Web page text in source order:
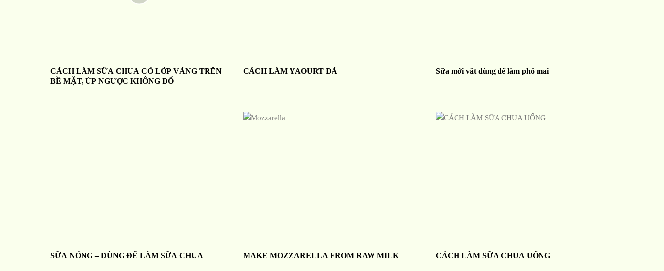
CÁCH LÀM SỮA CHUA CÓ LỚP VÁNG TRÊN
BỀ MẶT, ÚP NGƯỢC KHÔNG ĐỔ
CÁCH LÀM YAOURT ĐÁ Sữa mới vắt dùng để làm phô mai
SỮA NÓNG – DÙNG ĐỂ LÀM SỮA CHUA MAKE MOZZARELLA FROM RAW MILK CÁCH LÀM SỮA CHUA UỐNG